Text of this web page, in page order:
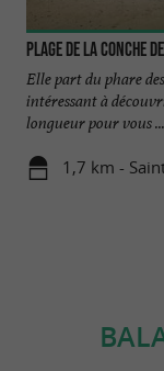
Plage de la Conche
Elle part du phare
intéressant à
longueur pour vous ...
1,7 km -